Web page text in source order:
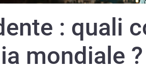
: quali
mondiale ?